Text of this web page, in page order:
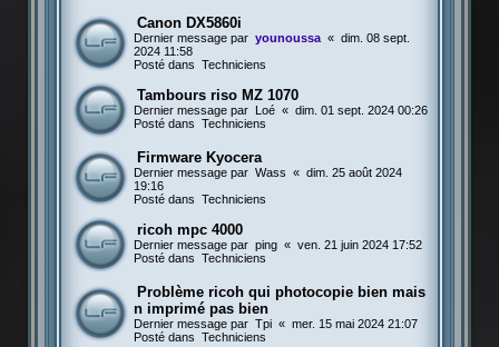
Canon DX5860i
Dernier message par younoussa « dim. 08 sept.
2024 11:58
Posté dans Techniciens
Tambours riso MZ 1070
Dernier message par Loé « dim. 01 sept. 2024 00:26
Posté dans Techniciens
Firmware Kyocera
Dernier message par Wass « dim. 25 août 2024
19:16
Posté dans Techniciens
ricoh mpc 4000
Dernier message par ping « ven. 21 juin 2024 17:52
Posté dans Techniciens
Problème ricoh qui photocopie bien mais
n imprimé pas bien
Dernier message par Tpi « mer. 15 mai 2024 21:07
Posté dans Techniciens